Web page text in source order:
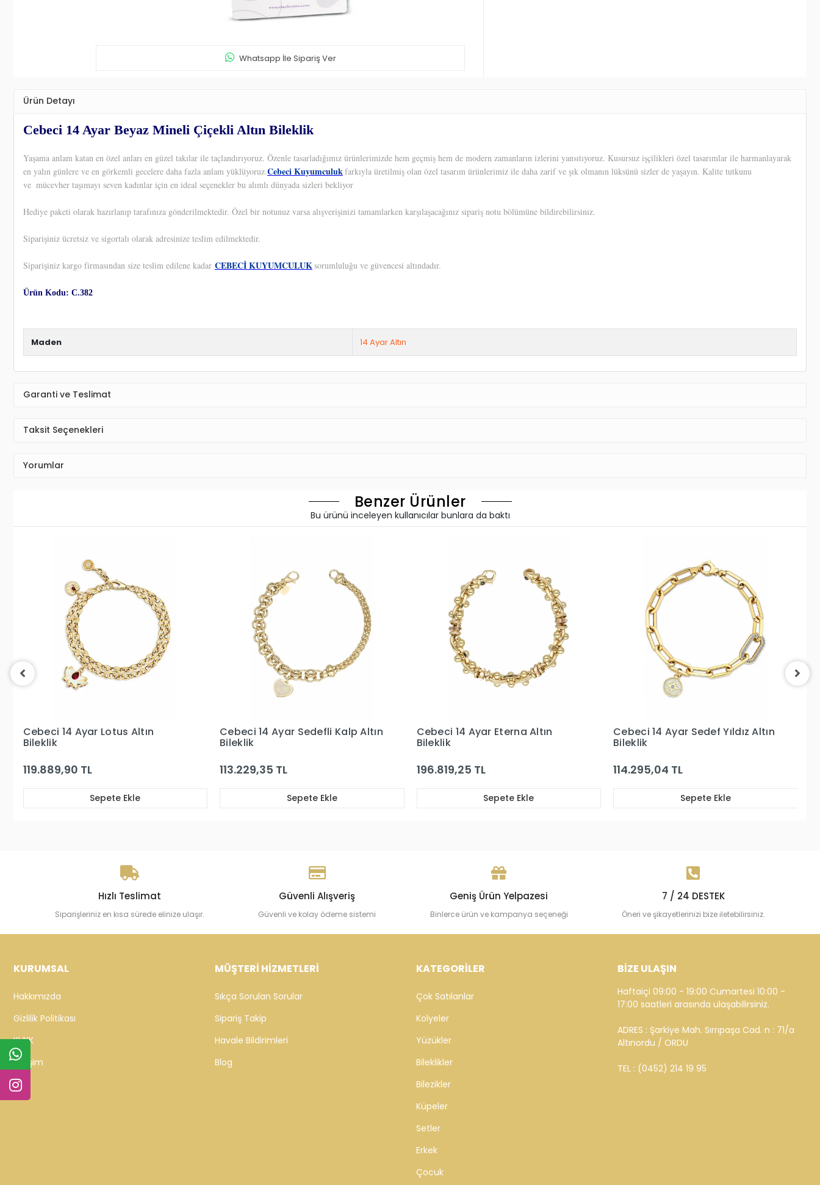
Whatsapp İle Sipariş Ver
Ürün Detayı
Cebeci 14 Ayar Beyaz Mineli Çiçekli Altın Bileklik
Yaşama anlam katan en özel anları en güzel takılar ile taçlandırıyoruz. Özenle tasarladığımız ürünlerimizde hem geçmiş hem de modern zamanların izlerini yansıtıyoruz. Kusursuz işçilikleri özel tasarımlar ile harmanlayarak
en yalın günlere ve en görkemli gecelere daha fazla anlam yüklüyoruz.Cebeci Kuyumculukfarkıyla üretilmiş olan özel tasarım ürünlerimiz ile daha zarif ve şık olmanın lüksünü sizler de yaşayın. Kalite tutkunu
ve mücevher taşımayı seven kadınlar için en ideal seçenekler bu alımlı dünyada sizleri bekliyor
Hediye paketi olarak hazırlanıp tarafınıza gönderilmektedir. Özel bir notunuz varsa alışverişinizi tamamlarken karşılaşacağınız sipariş notu bölümüne bildirebilirsiniz.
Siparişiniz ücretsiz ve sigortalı olarak adresinize teslim edilmektedir.
Siparişiniz kargo firmasından size teslim edilene kadar CEBECİ KUYUMCULUKsorumluluğu ve güvencesi altındadır.
Ürün Kodu: C.382
Maden 14 Ayar Altın
Garanti ve Teslimat
Taksit Seçenekleri
Yorumlar
Benzer Ürünler
Bu ürünü inceleyen kullanıcılar bunlara da baktı
Cebeci 14 Ayar Sedefli Kalp Altın
Bileklik
113.229,35 TL
Sepete Ekle
Cebeci 14 Ayar Eterna Altın
Bileklik
196.819,25 TL
Sepete Ekle
Cebeci 14 Ayar Sedef Yıldız Altın
Bileklik
114.295,04 TL
Sepete Ekle
Cebeci 14 Ayar Altın Bileklik
197.551,91 TL
Sepete Ekle
Hızlı Teslimat
Siparişleriniz en kısa sürede elinize ulaşır.
Güvenli Alışveriş
Güvenli ve kolay ödeme sistemi
Geniş Ürün Yelpazesi
Binlerce ürün ve kampanya seçeneği
7 / 24 DESTEK
Öneri ve şikayetlerinizi bize iletebilirsiniz.
KURUMSAL
Hakkımızda
Gizlilik Politikası
KVKK
İletişim
MÜŞTERİ HİZMETLERİ
Sıkça Sorulan Sorular
Sipariş Takip
Havale Bildirimleri
Blog
KATEGORİLER
Çok Satılanlar
Kolyeler
Yüzükler
Bileklikler
Bilezikler
Küpeler
Setler
Erkek
Çocuk
BİZE ULAŞIN
Haftaiçi 09:00 - 19:00 Cumartesi 10:00 -
17:00 saatleri arasında ulaşabilirsiniz.
ADRES : Şarkiye Mah. Sırrıpaşa Cad. n : 71/a
Altınordu / ORDU
TEL : (0452) 214 19 95